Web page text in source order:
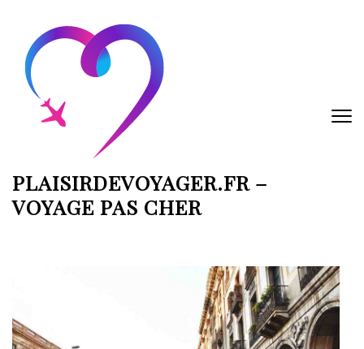
contenu
(Pressez
Entrée)
PLAISIRDEVOYAGER.FR –
VOYAGE PAS CHER